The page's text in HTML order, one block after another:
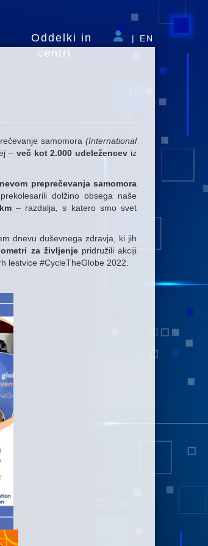
Oddelki in
centri
| EN
samomora(International
– več kot 2.000 udeležencev iz
preprečevanja samomora
prekolesarili dolžino obsega naše
– razdalja, s katero smo svet
dnevu duševnega zdravja, ki jih
za življenjepridružili akciji
lestvice #CycleTheGlobe 2022.